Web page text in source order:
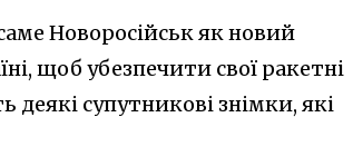
Новоросійськ як новий
щоб убезпечити свої ракетні
деякі супутникові знімки, які